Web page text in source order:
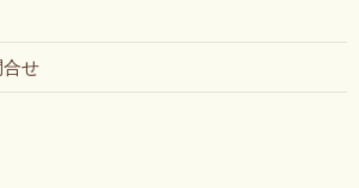
合せ